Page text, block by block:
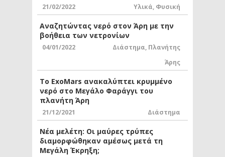
21/02/2022 Υλικά, Φυσική
Αναζητώντας νερό στον Άρη με την
βοήθεια των νετρονίων
04/01/2022 Διάστημα, Πλανήτης
Άρης
Το ExoMars ανακαλύπτει κρυμμένο
νερό στο Μεγάλο Φαράγγι του
πλανήτη Άρη
21/12/2021 Διάστημα
Νέα μελέτη: Οι μαύρες τρύπες
διαμορφώθηκαν αμέσως μετά τη
Μεγάλη Έκρηξη;